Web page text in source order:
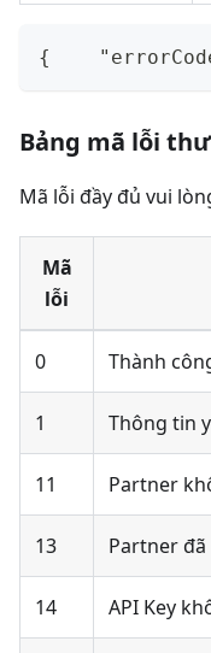
{
Bảng mã lỗi
Mã lỗi đầy đủ vui
Mã
lỗi
0 Thành
1 Thông tin
11 Partner
13 Partner
14 API Key